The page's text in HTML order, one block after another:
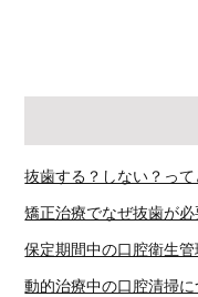
抜歯する？しない？っ
矯正治療でなぜ抜歯が
保定期間中の口腔衛生
動的治療中の口腔清掃に